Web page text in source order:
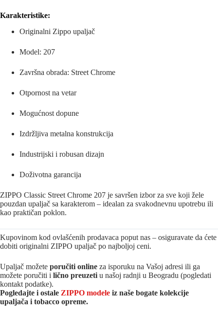
Karakteristike:
Originalni Zippo upaljač
Model: 207
Završna obrada: Street Chrome
Otpornost na vetar
Mogućnost dopune
Izdržljiva metalna konstrukcija
Industrijski i robusan dizajn
Doživotna garancija
ZIPPO Classic Street Chrome 207 je savršen izbor za sve koji žele
pouzdan upaljač sa karakterom – idealan za svakodnevnu upotrebu ili
kao praktičan poklon.
Kupovinom kod ovlašćenih prodavaca poput nas – osiguravate da ćete
dobiti originalni ZIPPO upaljač po najboljoj ceni.
Upaljač možete poručiti online za isporuku na Vašoj adresi ili ga
možete poručiti i lično preuzeti u našoj radnji u Beogradu (pogledati
kontakt podatke).
Pogledajte i ostale ZIPPO modele iz naše bogate kolekcije
upaljača i tobacco opreme.